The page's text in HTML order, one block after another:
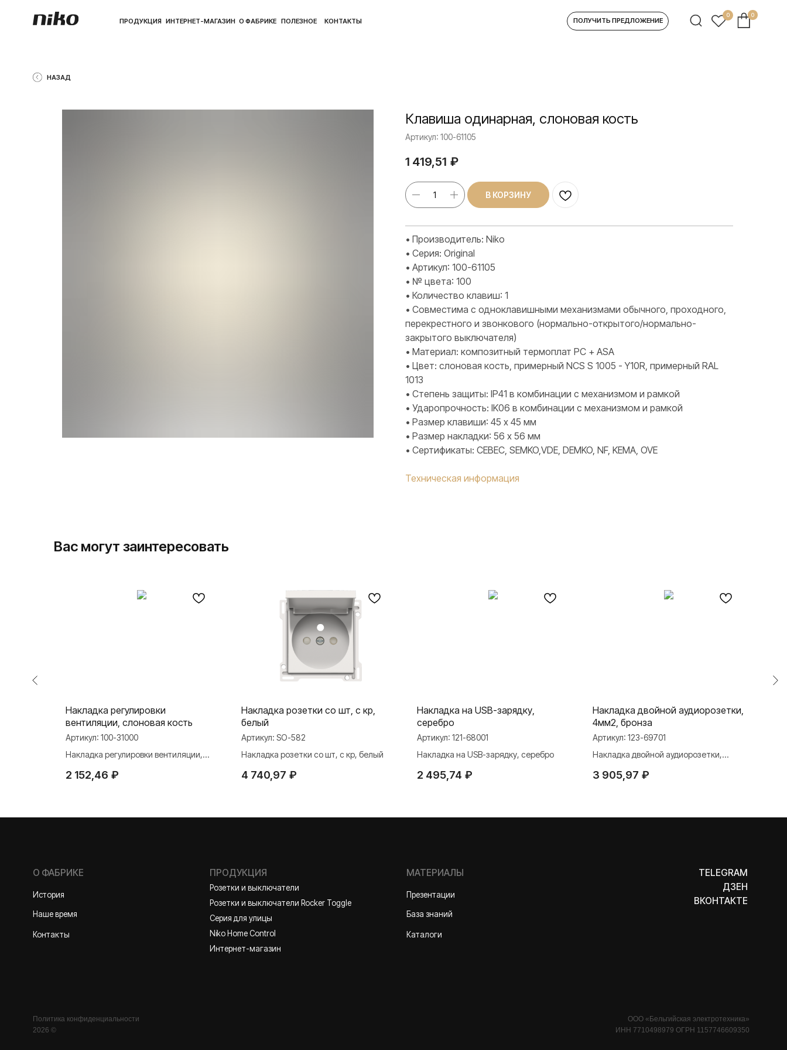
ПОЛУЧИТЬ ПРЕДЛОЖЕНИЕ
ПРОДУКЦИЯ ИНТЕРНЕТ-МАГАЗИН О ФАБРИКЕ ПОЛЕЗНОЕ КОНТАКТЫ
0
Клавиша одинарная, слоновая кость
Артикул: 100-61105
1 419,51 ₽
В КОРЗИНУ
• Производитель: Niko
• Серия: Original
• Артикул: 100-61105
• № цвета: 100
• Количество клавиш: 1
• Совместима с одноклавишными механизмами обычного, проходного,
перекрестного и звонкового (нормально-открытого/нормально-
закрытого выключателя)
• Материал: композитный термоплат PC + ASA
• Цвет: слоновая кость, примерный NCS S 1005 - Y10R, примерный RAL
1013
• Степень защиты: IP41 в комбинации с механизмом и рамкой
• Ударопрочность: IK06 в комбинации с механизмом и рамкой
• Размер клавиши: 45 х 45 мм
• Размер накладки: 56 х 56 мм
• Сертификаты: CEBEC, SEMKO,VDE, DEMKO, NF, KEMA, OVE
Техническая информация
Вас могут заинтересовать
Накладка регулировки
вентиляции, слоновая кость
Артикул: 100-31000
Накладка регулировки вентиляции,
2 152,46 ₽
Накладка розетки со шт, с кр,
белый
Артикул: SO-582
Накладка розетки со шт, с кр, белый
4 740,97 ₽
Накладка на USB-зарядку,
серебро
Артикул: 121-68001
Накладка на USB-зарядку, серебро
2 495,74 ₽
Накладка двойной аудиорозетки,
4мм2, бронза
Артикул: 123-69701
Накладка двойной аудиорозетки,
3 905,97 ₽
О ФАБРИКЕ
Политика конфиденциальности
Наше время Серия для улицы База знаний
TELEGRAM